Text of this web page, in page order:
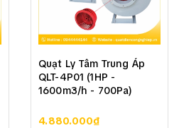
Quạt Ly Tâm Trung Áp
QLT-4P01 (1HP -
1600m3/h - 700Pa)
4.880.000₫